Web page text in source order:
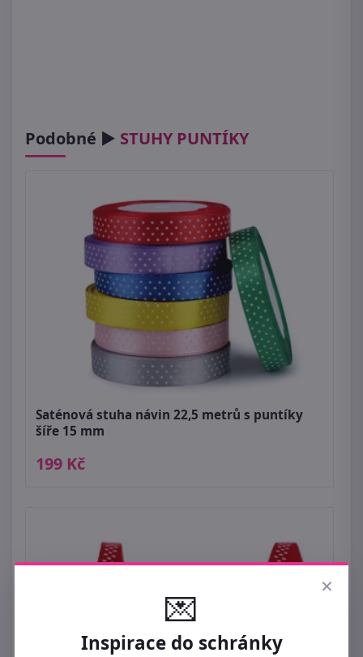
Podobné ► STUHY PUNTÍKY
Saténová stuha návin 22,5 metrů s puntíky
šíře 15 mm
199 Kč
×
💌
Inspirace do schránky